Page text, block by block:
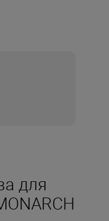
для